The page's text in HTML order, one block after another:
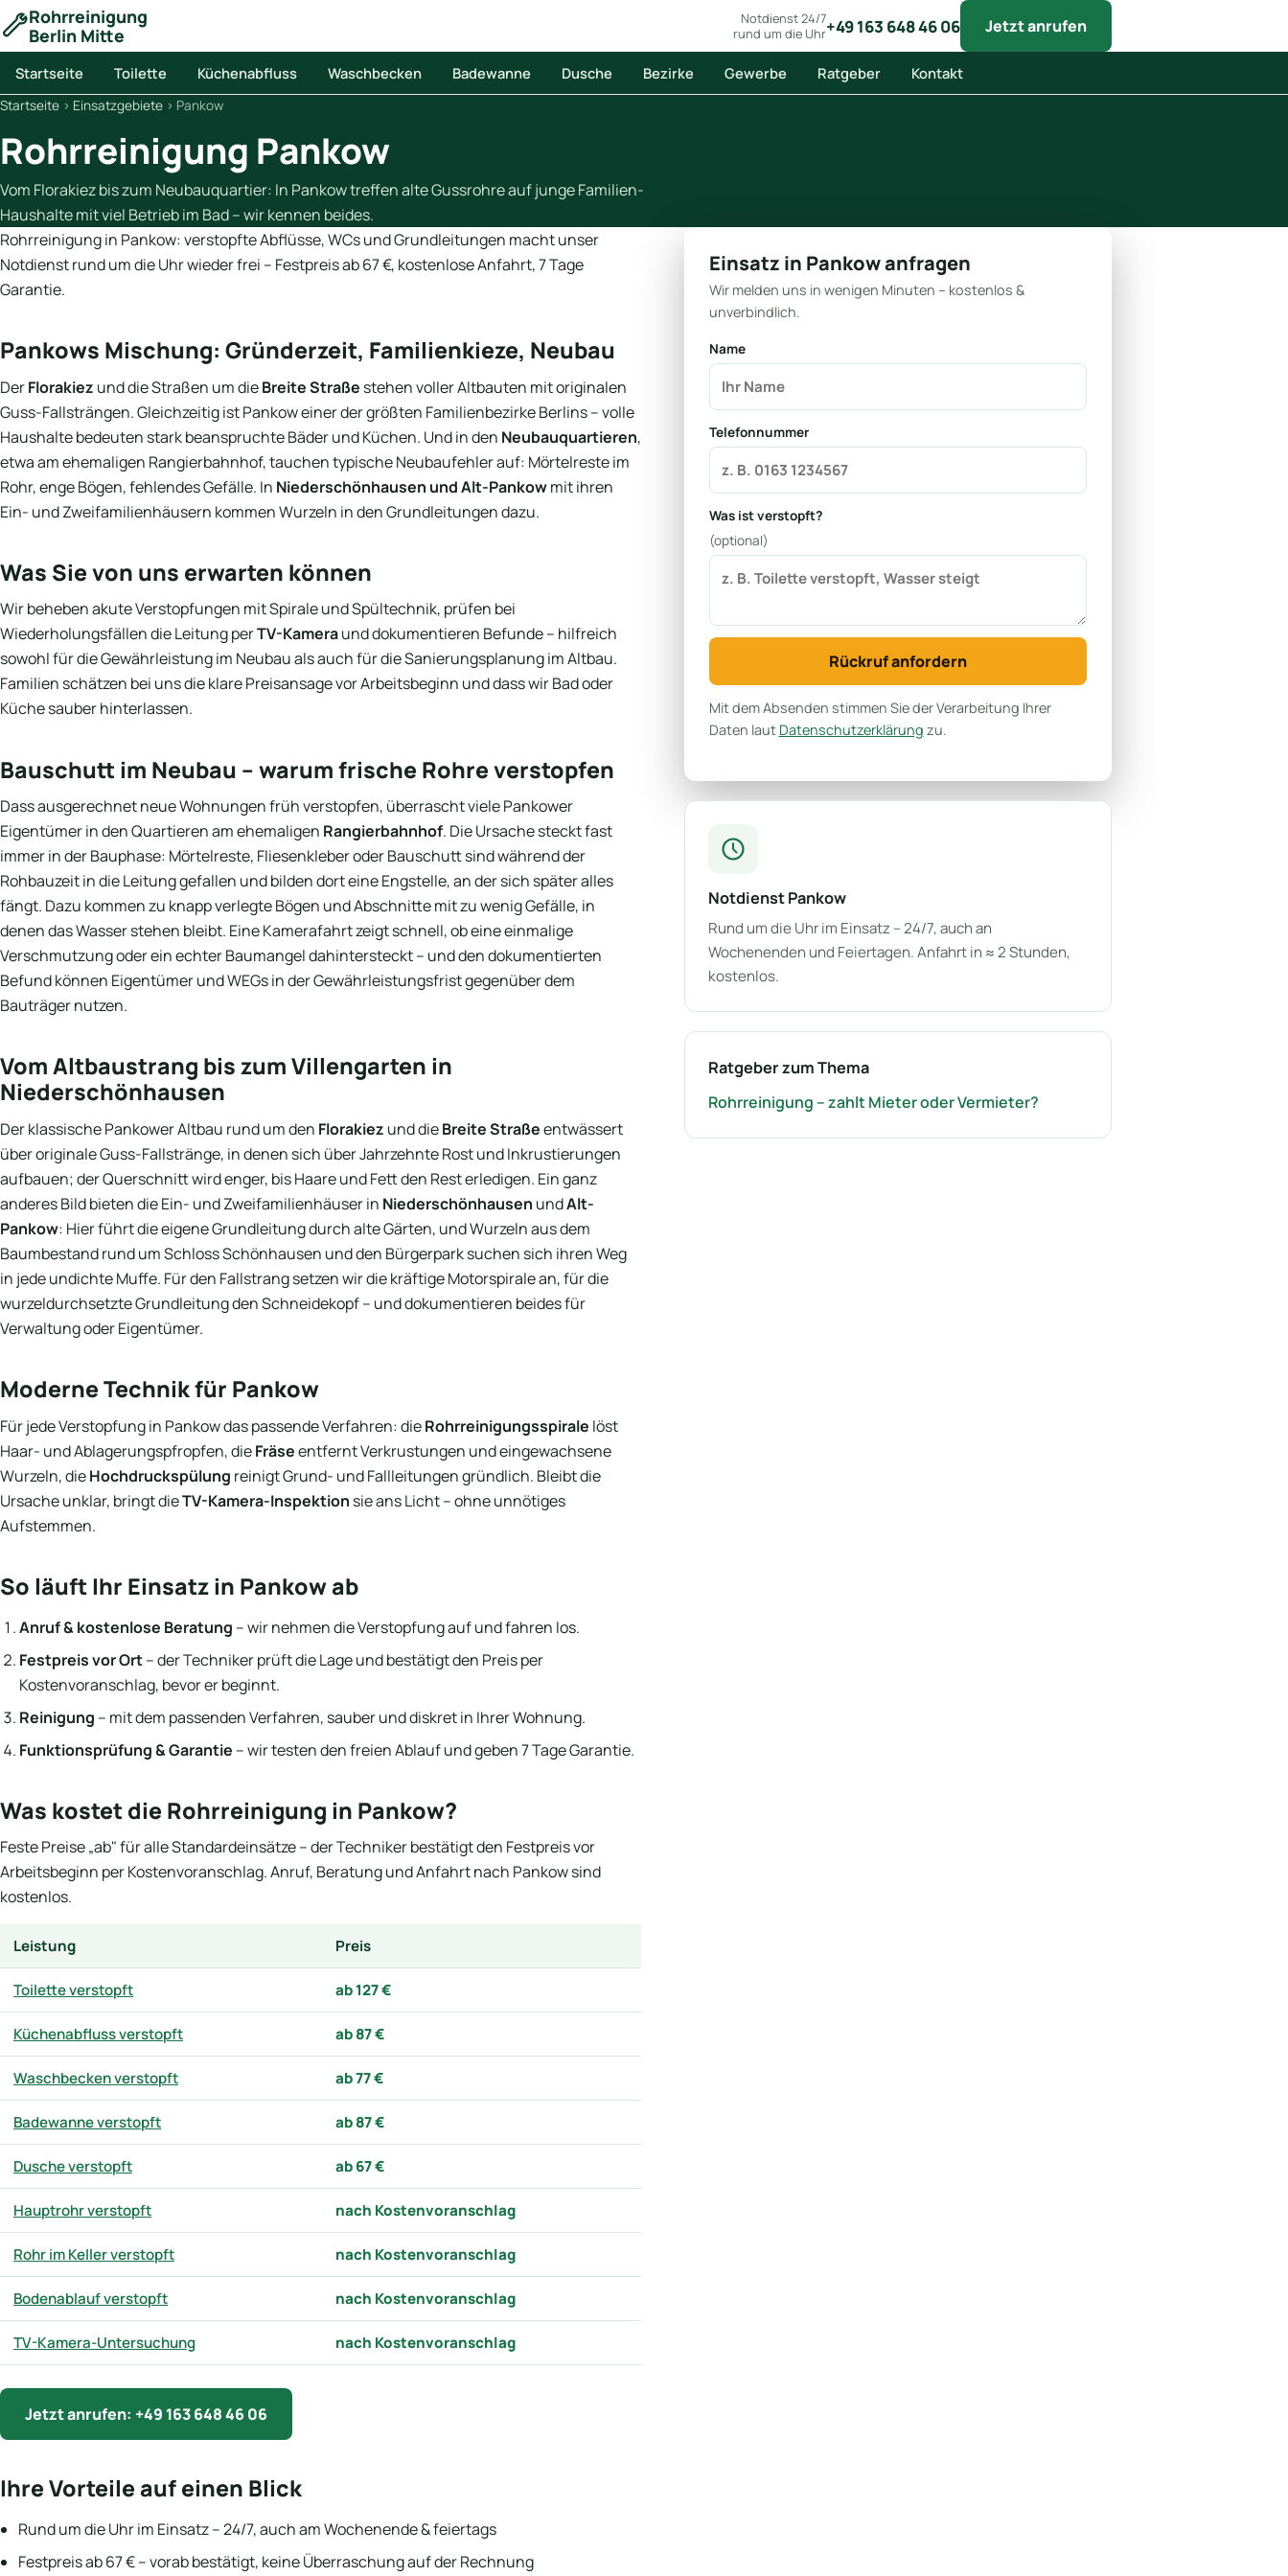
Rohrreinigung
Berlin Mitte
Notdienst 24/7
rund um die Uhr+49 163 648 46 06 Jetzt anrufen
Startseite Toilette Küchenabfluss Waschbecken Badewanne Dusche Bezirke Gewerbe Ratgeber Kontakt
Startseite › Einsatzgebiete › Pankow
Rohrreinigung Pankow
Vom Florakiez bis zum Neubauquartier: In Pankow treffen alte Gussrohre auf junge Familien-
Haushalte mit viel Betrieb im Bad – wir kennen beides.
Rohrreinigung in Pankow: verstopfte Abflüsse, WCs und Grundleitungen macht unser
Notdienst rund um die Uhr wieder frei – Festpreis ab 67 €, kostenlose Anfahrt, 7 Tage
Garantie.
Pankows Mischung: Gründerzeit, Familienkieze, Neubau
DerFlorakiez und die Straßen um dieBreite Straße stehen voller Altbauten mit originalen
Guss-Fallsträngen. Gleichzeitig ist Pankow einer der größten Familienbezirke Berlins – volle
Haushalte bedeuten stark beanspruchte Bäder und Küchen. Und in den Neubauquartieren,
etwa am ehemaligen Rangierbahnhof, tauchen typische Neubaufehler auf: Mörtelreste im
Rohr, enge Bögen, fehlendes Gefälle. In Niederschönhausen und Alt-Pankowmit ihren
Ein- und Zweifamilienhäusern kommen Wurzeln in den Grundleitungen dazu.
Was Sie von uns erwarten können
Wir beheben akute Verstopfungen mit Spirale und Spültechnik, prüfen bei
Wiederholungsfällen die Leitung perTV-Kameraund dokumentieren Befunde – hilfreich
sowohl für die Gewährleistung im Neubau als auch für die Sanierungsplanung im Altbau.
Familien schätzen bei uns die klare Preisansage vor Arbeitsbeginn und dass wir Bad oder
Küche sauber hinterlassen.
Bauschutt im Neubau – warum frische Rohre verstopfen
Dass ausgerechnet neue Wohnungen früh verstopfen, überrascht viele Pankower
Eigentümer in den Quartieren am ehemaligen Rangierbahnhof. Die Ursache steckt fast
immer in der Bauphase: Mörtelreste, Fliesenkleber oder Bauschutt sind während der
Rohbauzeit in die Leitung gefallen und bilden dort eine Engstelle, an der sich später alles
fängt. Dazu kommen zu knapp verlegte Bögen und Abschnitte mit zu wenig Gefälle, in
denen das Wasser stehen bleibt. Eine Kamerafahrt zeigt schnell, ob eine einmalige
Verschmutzung oder ein echter Baumangel dahintersteckt – und den dokumentierten
Befund können Eigentümer und WEGs in der Gewährleistungsfrist gegenüber dem
Bauträger nutzen.
Vom Altbaustrang bis zum Villengarten in
Niederschönhausen
Der klassische Pankower Altbau rund um den Florakiez und dieBreite Straßeentwässert
über originale Guss-Fallstränge, in denen sich über Jahrzehnte Rost und Inkrustierungen
aufbauen; der Querschnitt wird enger, bis Haare und Fett den Rest erledigen. Ein ganz
anderes Bild bieten die Ein- und Zweifamilienhäuser in Niederschönhausen undAlt-
Pankow: Hier führt die eigene Grundleitung durch alte Gärten, und Wurzeln aus dem
Baumbestand rund um Schloss Schönhausen und den Bürgerpark suchen sich ihren Weg
in jede undichte Muffe. Für den Fallstrang setzen wir die kräftige Motorspirale an, für die
wurzeldurchsetzte Grundleitung den Schneidekopf – und dokumentieren beides für
Verwaltung oder Eigentümer.
Moderne Technik für Pankow
Für jede Verstopfung in Pankow das passende Verfahren: dieRohrreinigungsspirale löst
Haar- und Ablagerungspfropfen, dieFräseentfernt Verkrustungen und eingewachsene
Wurzeln, dieHochdruckspülung reinigt Grund- und Fallleitungen gründlich. Bleibt die
Ursache unklar, bringt dieTV-Kamera-Inspektion sie ans Licht – ohne unnötiges
Aufstemmen.
So läuft Ihr Einsatz in Pankow ab
Anruf & kostenlose Beratung – wir nehmen die Verstopfung auf und fahren los.
Festpreis vor Ort– der Techniker prüft die Lage und bestätigt den Preis per
Kostenvoranschlag, bevor er beginnt.
Reinigung – mit dem passenden Verfahren, sauber und diskret in Ihrer Wohnung.
Funktionsprüfung & Garantie – wir testen den freien Ablauf und geben 7 Tage Garantie.
Was kostet die Rohrreinigung in Pankow?
Feste Preise „ab" für alle Standardeinsätze – der Techniker bestätigt den Festpreis vor
Arbeitsbeginn per Kostenvoranschlag. Anruf, Beratung und Anfahrt nach Pankow sind
kostenlos.
Leistung Preis
Toilette verstopft ab 127 €
Küchenabfluss verstopft ab 87 €
Waschbecken verstopft ab 77 €
Badewanne verstopft ab 87 €
Dusche verstopft ab 67 €
Hauptrohr verstopft nach Kostenvoranschlag
Rohr im Keller verstopft nach Kostenvoranschlag
Bodenablauf verstopft nach Kostenvoranschlag
TV-Kamera-Untersuchung nach Kostenvoranschlag
Jetzt anrufen: +49 163 648 46 06
Ihre Vorteile auf einen Blick
Rund um die Uhr im Einsatz – 24/7, auch am Wochenende & feiertags
Festpreis ab 67 € – vorab bestätigt, keine Überraschung auf der Rechnung
Einsatz in Pankow anfragen
Wir melden uns in wenigen Minuten – kostenlos &
unverbindlich.
Name
Telefonnummer
Was ist verstopft?
(optional)
Rückruf anfordern
Mit dem Absenden stimmen Sie der Verarbeitung Ihrer
Daten laut Datenschutzerklärung zu.
Notdienst Pankow
Rund um die Uhr im Einsatz – 24/7, auch an
Wochenenden und Feiertagen. Anfahrt in ≈ 2 Stunden,
kostenlos.
Ratgeber zum Thema
Rohrreinigung – zahlt Mieter oder Vermieter?